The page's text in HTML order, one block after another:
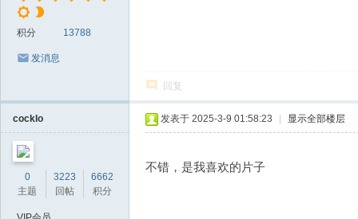
积分 13788
发消息
回复
cocklo
0
主题
3223
回帖
6662
积分
发表于 2025-3-9 01:58:23 显示全部楼层
不错，是我喜欢的片子